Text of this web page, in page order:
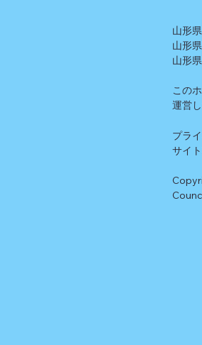
山形
山形
山形
この
運営
プラ
サイ